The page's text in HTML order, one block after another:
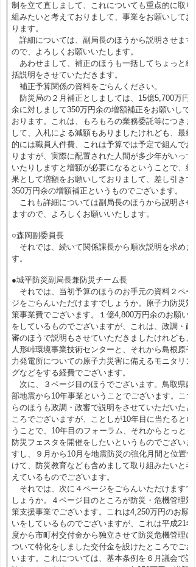
制を立て直しまして、これについても重点的に取り
組みたいと考えておりまして、事業をお願いしてお
ります。
詳細については、副局長のほうから説明させます
ので、よろしくお願いいたします。
あわせまして、補正のほうも一括してちょっと総
括説明をさせていただきます。
補正予算関係の資料をごらんください。
防災局の２月補正としましては、15億5,700万円
余に対しまして350万円余の増額補正をお願いして
おります。これは、もろもろの業務委託等につきま
して、入札による減額もありましたけれども、最終
的には職員人件費、これは予算では予定で組んでお
りますが、実際に配置された人間が多少年がいって
いたりしますと増額が必要になるということで、結
果として増額をお願いしておりまして、差し引きで
350万円余の増額補正というものでございます。
これも詳細については副局長のほうから説明させ
ますので、よろしくお願いいたします。
○森岡副委員長
それでは、続いて関係課長から順次説明を求めま
す。
●城平防災副局長兼防災チーム長
それでは、当初予算のほうのお手元の資料２ペー
ジをごらんいただけますでしょうか。原子力防災対
策事業費でございます。１億4,800万円余のお願い
をしているものでございますが、これは、政調・政
審のほうで説明もさせていただきましたけれども、
人形峠環境事業技術センターと、それから島根原子
力発電所についての原子力災害に備えるモニタリン
グなどをする経費でございます。
次に、３ページ目のほうでございます。鳥取県西
部地震から10年事業ということでございます。こち
らのほうも政調・政審で説明をさせていただいたと
ころでございますが、ことしが10年目に当たるとい
うことで、10年目のフォーラム、それからとっとり
防災フェスタを開催をしたいというものでございま
すし、９月から10月を地震防災の強化月間と位置づ
けて、防災教育なども含めまして取り組みたいと考
えているものでございます。
それでは、次に４ページをごらんいただけますで
しょうか。４ページ目のところが防災・危機管理対
策支援事業でございます。これは4,250万円のお願
いをしているものでございますが、これは平成21年
度から市町村交付金から独立させて防災危機管理に
ついて特化をしました交付金を設けたところでござ
います。これについては、基本条例を６月議会で議